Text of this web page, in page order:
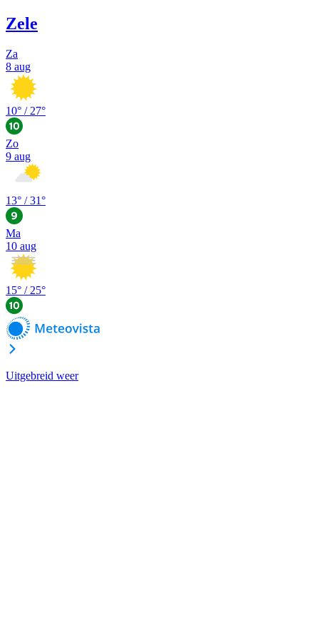
Zele
Za
8 aug
10° / 27°
Zo
9 aug
13° /31°
Ma
10 aug
15° / 25°
Uitgebreid weer